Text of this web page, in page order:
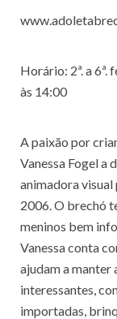
Horário: 2ª. a
às 14:00
A paixão por
Vanessa Fogel a
animadora
2006. O brechó
meninos bem
Vanessa conta
ajudam a manter
interessantes,
importadas,